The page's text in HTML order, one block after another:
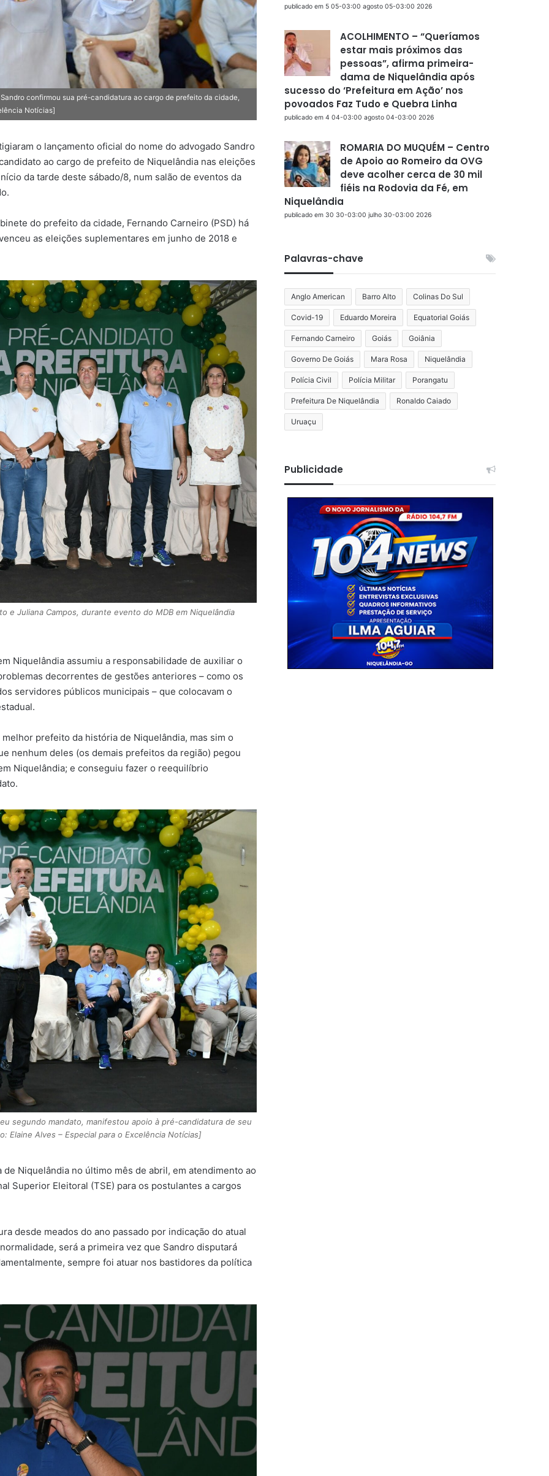
confirmou sua pré-candidatura ao cargo de prefeito da cidade,
Notícias]
o lançamento oficial do nome do advogado Sandro
ao cargo de prefeito de Niquelândia nas eleições
da tarde deste sábado/8, num salão de eventos da
do prefeito da cidade, Fernando Carneiro (PSD) há
as eleições suplementares em junho de 2018 e
e Juliana Campos, durante evento do MDB em Niquelândia
Niquelândia assumiu a responsabilidade de auxiliar o
decorrentes de gestões anteriores – como os
servidores públicos municipais – que colocavam o
prefeito da história de Niquelândia, mas sim o
nenhum deles (os demais prefeitos da região) pegou
Niquelândia; e conseguiu fazer o reequilíbrio
segundo mandato, manifestou apoio à pré-candidatura de seu
Elaine Alves – Especial para o Excelência Notícias]
Niquelândia no último mês de abril, em atendimento ao
Superior Eleitoral (TSE) para os postulantes a cargos
desde meados do ano passado por indicação do atual
será a primeira vez que Sandro disputará
sempre foi atuar nos bastidores da política
publicado em 5 05-03:00 agosto 05-03:00 2026
ACOLHIMENTO – “Queríamos
estar mais próximos das
pessoas”, afirma primeira-
dama de Niquelândia após
sucesso do ‘Prefeitura em Ação’ nos
povoados Faz Tudo e Quebra Linha
publicado em 4 04-03:00 agosto 04-03:00 2026
ROMARIA DO MUQUÉM – Centro
de Apoio ao Romeiro da OVG
deve acolher cerca de 30 mil
fiéis na Rodovia da Fé, em
Niquelândia
publicado em 30 30-03:00 julho 30-03:00 2026
Palavras-chave
Anglo American Barro Alto Colinas Do Sul
Covid-19 Eduardo Moreira Equatorial Goiás
Fernando Carneiro Goiás Goiânia
Governo De Goiás Mara Rosa Niquelândia
Polícia Civil Polícia Militar Porangatu
Prefeitura De Niquelândia Ronaldo Caiado
Uruaçu
Publicidade